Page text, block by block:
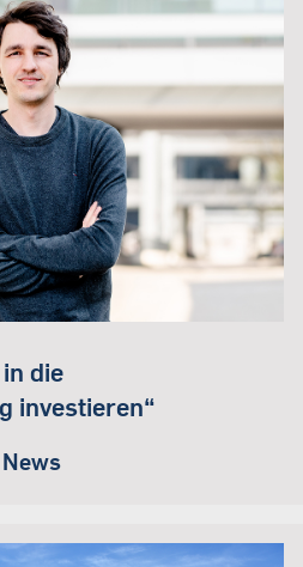
die
investieren“
News